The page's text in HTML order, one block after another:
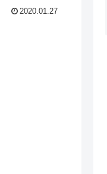
2020.01.27